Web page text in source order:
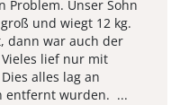
Problem. Unser Sohn
und wiegt 12 kg.
dann war auch der
lief nur mit
alles lag an
entfernt wurden. ...